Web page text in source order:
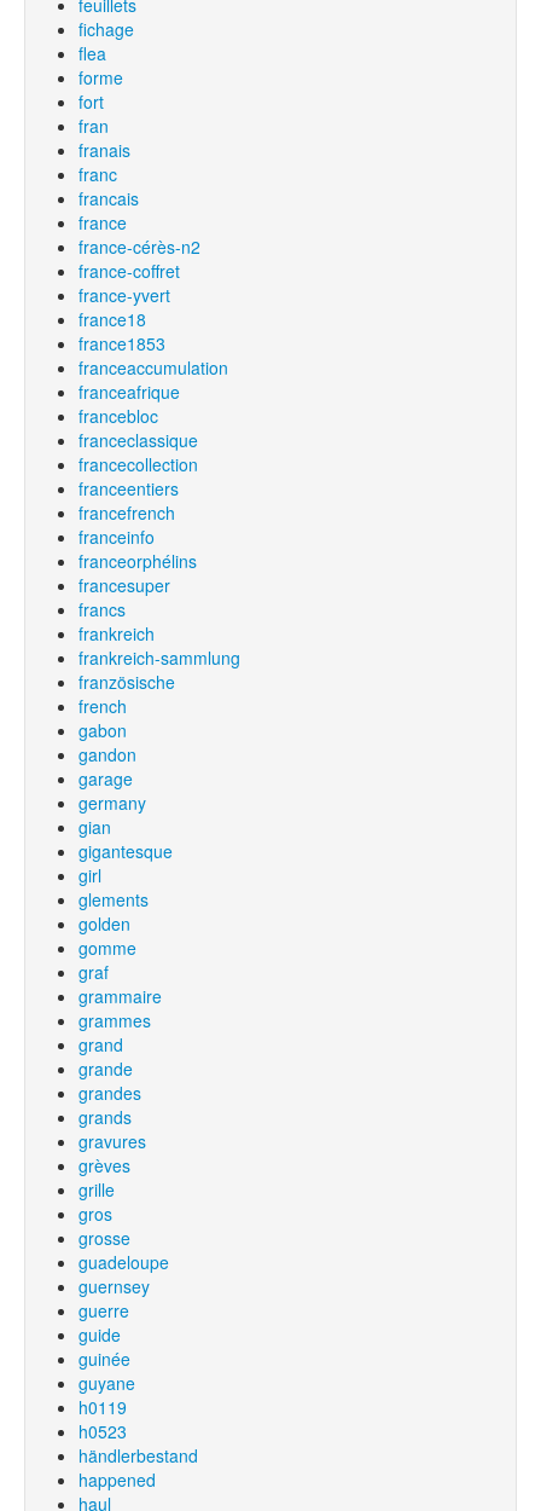
feuillets
fichage
flea
forme
fort
fran
franais
franc
francais
france
france-cérès-n2
france-coffret
france-yvert
france18
france1853
franceaccumulation
franceafrique
francebloc
franceclassique
francecollection
franceentiers
francefrench
franceinfo
franceorphélins
francesuper
francs
frankreich
frankreich-sammlung
französische
french
gabon
gandon
garage
germany
gian
gigantesque
girl
glements
golden
gomme
graf
grammaire
grammes
grand
grande
grandes
grands
gravures
grèves
grille
gros
grosse
guadeloupe
guernsey
guerre
guide
guinée
guyane
h0119
h0523
händlerbestand
happened
haul